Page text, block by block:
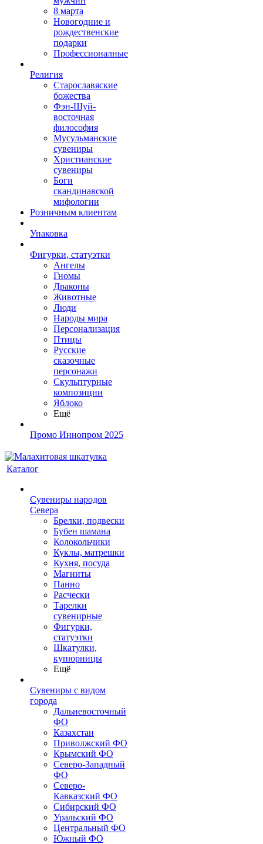
8 марта
Новогодние и
рождественские
подарки
Профессионалные
Религия
Старославяские
божества
Фэн-Шуй-
восточная
философия
Мусульманские
сувениры
Христианские
сувениры
Боги
скандинавской
мифологии
Розничным клиентам
Упаковка
Фигурки, статуэтки
Ангелы
Гномы
Драконы
Животные
Люди
Народы мира
Персонализация
Птицы
Русские
сказочные
персонажи
Скульптурные
композиции
Яблоко
Ещё
Промо Иннопром 2025
Каталог
Сувениры народов
Севера
Брелки, подвески
Бубен шамана
Колокольчики
Куклы, матрешки
Кухня, посуда
Магниты
Панно
Расчески
Тарелки
сувенирные
Фигурки,
статуэтки
Шкатулки,
купюрницы
Ещё
Сувениры с видом
города
Дальневосточный
ФО
Казахстан
Приволжский ФО
Крымский ФО
Северо-Западный
ФО
Северо-
Кавказский ФО
Сибирский ФО
Уральский ФО
Центральный ФО
Южный ФО